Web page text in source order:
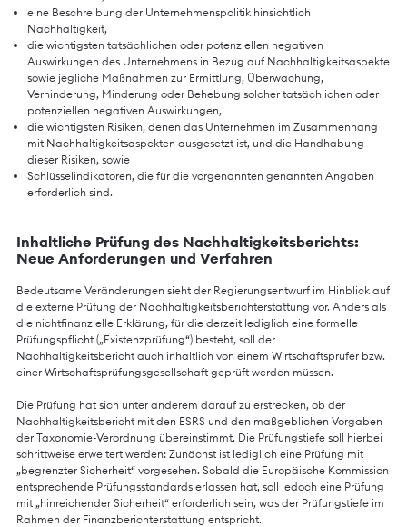
eine Beschreibung der Unternehmenspolitik hinsichtlich
Nachhaltigkeit,
die wichtigsten tatsächlichen oder potenziellen negativen
Auswirkungen des Unternehmens in Bezug auf Nachhaltigkeitsaspekte
sowie jegliche Maßnahmen zur Ermittlung, Überwachung,
Verhinderung, Minderung oder Behebung solcher tatsächlichen oder
potenziellen negativen Auswirkungen,
die wichtigsten Risiken, denen das Unternehmen im Zusammenhang
mit Nachhaltigkeitsaspekten ausgesetzt ist, und die Handhabung
dieser Risiken, sowie
Schlüsselindikatoren, die für die vorgenannten genannten Angaben
erforderlich sind.
Inhaltliche Prüfung des Nachhaltigkeitsberichts:
Neue Anforderungen und Verfahren
Bedeutsame Veränderungen sieht der Regierungsentwurf im Hinblick auf
die externe Prüfung der Nachhaltigkeitsberichterstattung vor. Anders als
die nichtfinanzielle Erklärung, für die derzeit lediglich eine formelle
Prüfungspflicht („Existenzprüfung“) besteht, soll der
Nachhaltigkeitsbericht auch inhaltlich von einem Wirtschaftsprüfer bzw.
einer Wirtschaftsprüfungsgesellschaft geprüft werden müssen.
Die Prüfung hat sich unter anderem darauf zu erstrecken, ob der
Nachhaltigkeitsbericht mit den ESRS und den maßgeblichen Vorgaben
der Taxonomie-Verordnung übereinstimmt. Die Prüfungstiefe soll hierbei
schrittweise erweitert werden: Zunächst ist lediglich eine Prüfung mit
„begrenzter Sicherheit“ vorgesehen. Sobald die Europäische Kommission
entsprechende Prüfungsstandards erlassen hat, soll jedoch eine Prüfung
mit „hinreichender Sicherheit“ erforderlich sein, was der Prüfungstiefe im
Rahmen der Finanzberichterstattung entspricht.